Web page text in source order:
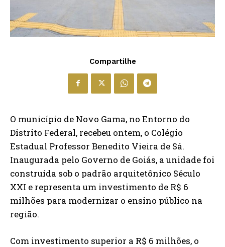
Compartilhe
O município de Novo Gama, no Entorno do
Distrito Federal, recebeu ontem, o Colégio
Estadual Professor Benedito Vieira de Sá.
Inaugurada pelo Governo de Goiás, a unidade foi
construída sob o padrão arquitetônico Século
XXI e representa um investimento de R$ 6
milhões para modernizar o ensino público na
região.
Com investimento superior a R$ 6 milhões, o